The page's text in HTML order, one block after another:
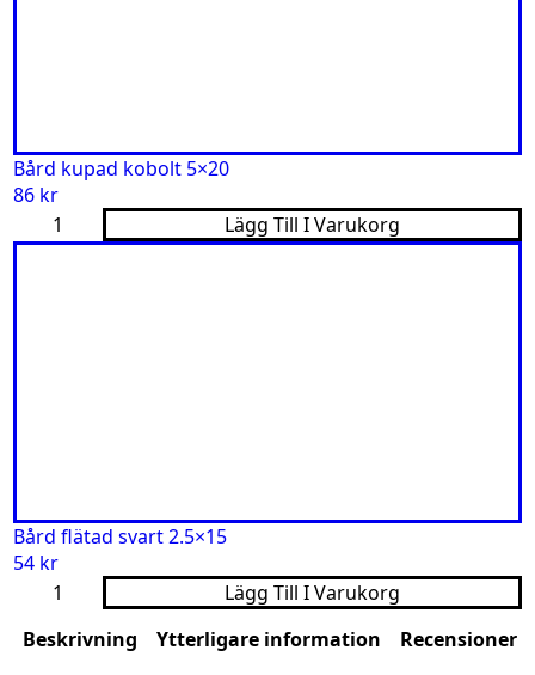
Bård kupad kobolt 5×20
86 kr
Bård
kupad Lägg Till I Varukorg
Bård flätad svart 2.5×15
54 kr
Bård
flätad
2.5x15
Lägg Till I Varukorg
Beskrivning
Ytterligare information Recensioner